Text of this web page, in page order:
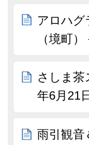
アロハグ
（境町
さしま茶
年6月21
雨引観音